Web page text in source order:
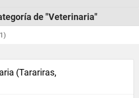
de "Veterinaria"
(Tarariras,